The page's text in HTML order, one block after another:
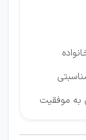
به موفقیت